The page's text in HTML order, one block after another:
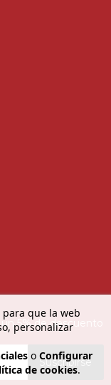
que la web
personalizar
o Configurar
de cookies.
5% de descuento
Suscribirse